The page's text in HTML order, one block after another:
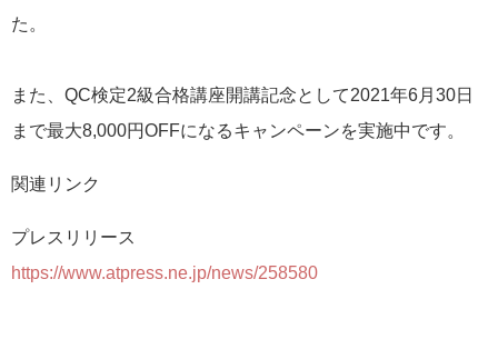
た。
また、QC検定2級合格講座開講記念として2021年6月30日
まで最大8,000円OFFになるキャンペーンを実施中です。
関連リンク
プレスリリース
https://www.atpress.ne.jp/news/258580